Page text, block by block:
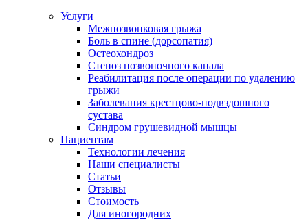
Услуги
Межпозвонковая грыжа
Боль в спине (дорсопатия)
Остеохондроз
Стеноз позвоночного канала
Реабилитация после операции по удалению
грыжи
Заболевания крест­цово-подвздошного
сустава
Синдром грушевидной мышцы
Пациентам
Технологии лечения
Наши специалисты
Статьи
Отзывы
Стоимость
Для иногородних